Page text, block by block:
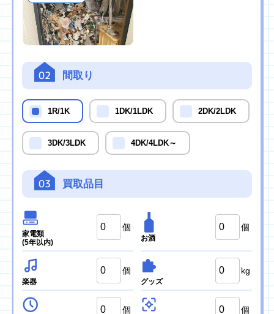
02 間取り
1R/1K 1DK/1LDK 2DK/2LDK
3DK/3LDK 4DK/4LDK～
03 買取品目
家電類
(5年以内)
個
お酒
個
楽器
個
グッズ
kg
個 個